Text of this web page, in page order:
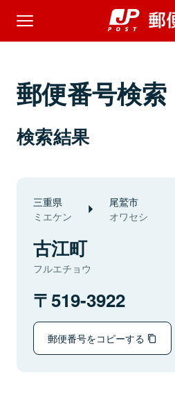
郵便番号検索
検索結果
三重県
ミエケン
尾鷲市
オワセシ
古江町
フルエチョウ
519-3922
郵便番号をコピーする